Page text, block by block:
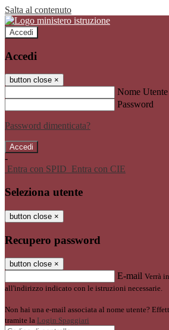
Salta al contenuto
Accedi
Accedi
button close ×
Nome Utente
Password
Password dimenticata?
-
Entra con SPID Entra con CIE
Seleziona utente
button close ×
Recupero password
button close ×
E-mail Verrà
all'indirizzo indicato con le istruzioni necessarie.
Non hai una e-mail associata al nome utente?
tramite la Login Spaggiari